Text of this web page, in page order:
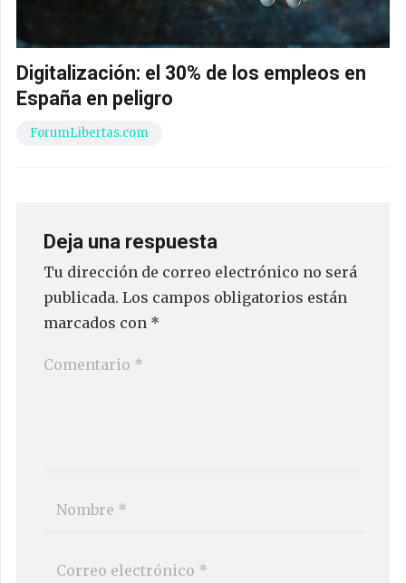
Digitalización: el 30% de los empleos en
España en peligro
ForumLibertas.com
Deja una respuesta
Tu dirección de correo electrónico no será
publicada. Los campos obligatorios están
marcados con *